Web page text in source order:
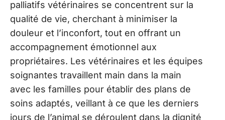
palliatifs vétérinaires se concentrent sur la
qualité de vie, cherchant à minimiser la
douleur et l’inconfort, tout en offrant un
accompagnement émotionnel aux
propriétaires. Les vétérinaires et les équipes
soignantes travaillent main dans la main
avec les familles pour établir des plans de
soins adaptés, veillant à ce que les derniers
jours de l’animal se déroulent dans la dignité